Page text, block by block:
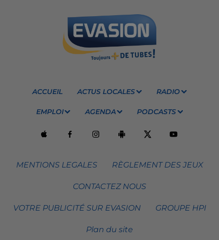
ACCUEIL ACTUS LOCALES RADIO
EMPLOI AGENDA PODCASTS
MENTIONS LEGALES RÈGLEMENT DES JEUX
CONTACTEZ NOUS
VOTRE PUBLICITÉ SUR EVASION GROUPE HPI
Plan du site